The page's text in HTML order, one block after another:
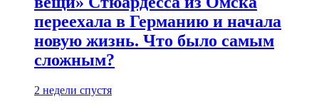
переехала в Германию и начала
новую жизнь. Что было самым
сложным?
2 недели спустя